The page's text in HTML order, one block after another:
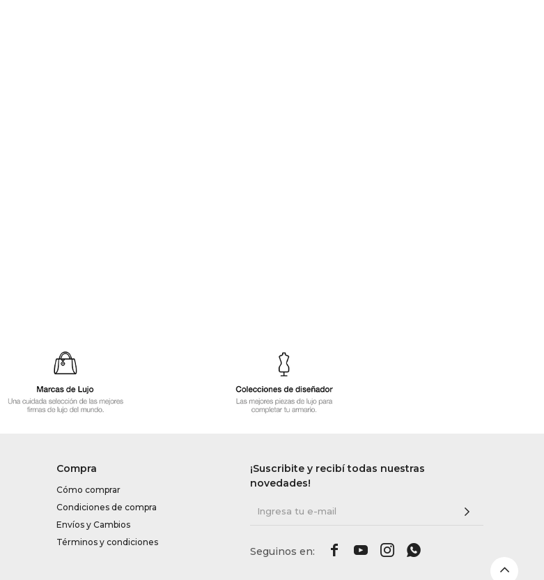
Compra
Cómo comprar
Condiciones de compra
Envíos y Cambios
Términos y condiciones
¡Suscribite y recibí todas nuestras
novedades!
   